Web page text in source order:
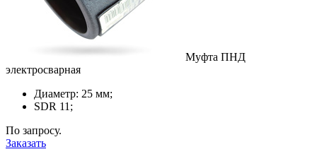
Муфта ПНД
электросварная
Диаметр: 25 мм;
SDR 11;
По запросу.
Заказать